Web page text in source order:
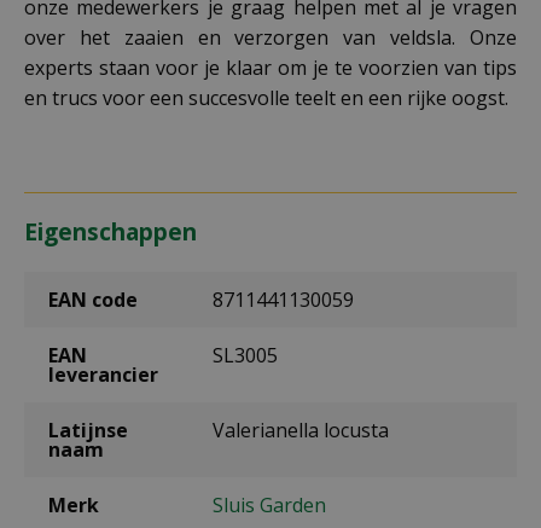
onze medewerkers je graag helpen met al je vragen
over het zaaien en verzorgen van veldsla. Onze
experts staan voor je klaar om je te voorzien van tips
en trucs voor een succesvolle teelt en een rijke oogst.
Eigenschappen
EAN code 8711441130059
EAN
leverancier
SL3005
Latijnse
naam
Valerianella locusta
Merk Sluis Garden